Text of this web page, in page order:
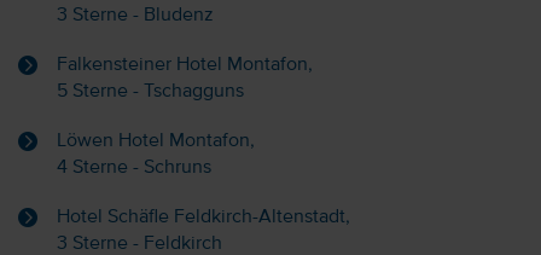
3 Sterne - Bludenz
Falkensteiner Hotel Montafon,
5 Sterne - Tschagguns
Löwen Hotel Montafon,
4 Sterne - Schruns
Hotel Schäfle Feldkirch-Altenstadt,
3 Sterne - Feldkirch